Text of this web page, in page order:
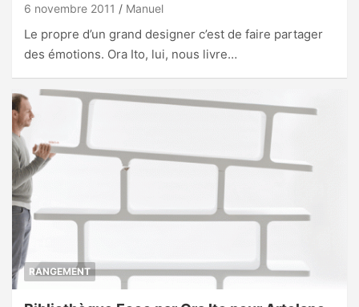
6 novembre 2011 Manuel
Le propre d’un grand designer c’est de faire partager
des émotions. Ora Ito, lui, nous livre…
RANGEMENT